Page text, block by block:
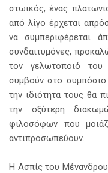
στωικός, ένας
από λίγο έρχεται
να συμπεριφέρεται
συνδαιτυμόνες,
τον γελωτοποιό
συμβούν στο
την ιδιότητα τους θα
την οξύτερη
φιλοσόφων που
αντιπροσωπεύουν.
Η Ασπίς του Μένανδρου